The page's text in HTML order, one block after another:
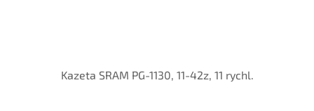
Kazeta SRAM PG-1130, 11-42z, 11 rychl.